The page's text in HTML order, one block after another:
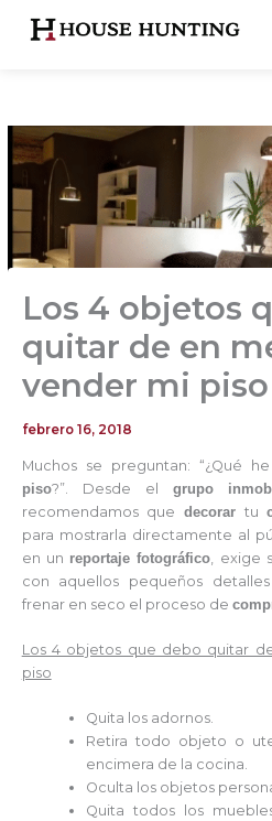
Los 4 objetos
quitar de en
vender mi piso
febrero 16, 2018
Muchos se preguntan: “¿Qué
piso?”. Desde el grupo
recomendamos que decorartu
para mostrarla directamente al
en un reportaje fotográfico , exige
con aquellos pequeños
frenar en seco el proceso de
Los 4 objetos que debo quitar
piso
Quita los adornos.
Retira todo objeto o
encimera de la cocina.
Oculta los objetos
Quita todos los